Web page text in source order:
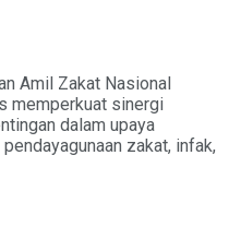
Amil Zakat Nasional
memperkuat sinergi
dalam upaya
zakat, infak,